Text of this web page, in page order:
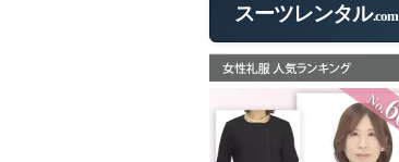
スーツレンタル.com